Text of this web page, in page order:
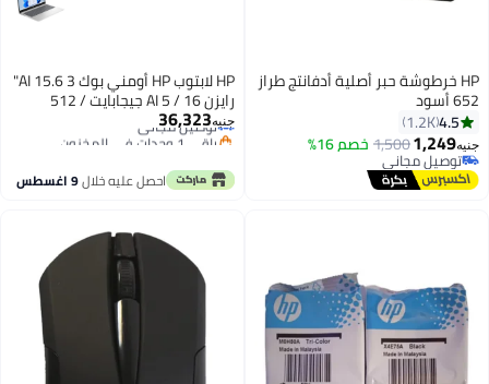
HP خرطوشة حبر أصلية أدفانتج طراز
652 أسود
4.5
1.2K
جنيه1,249
1,500خصم 16%
توصيل مجاني
توصيل مجاني
HP لابتوب HP أومني بوك 3 AI 15.6"
رايزن AI 5 / 16 جيجابايت / 512
ويندوز 11
جنيه36,323
توصيل مجاني
باقي 1 وحدات في المخزون
توصيل مجاني
احصل عليه خلال9 اغسطس